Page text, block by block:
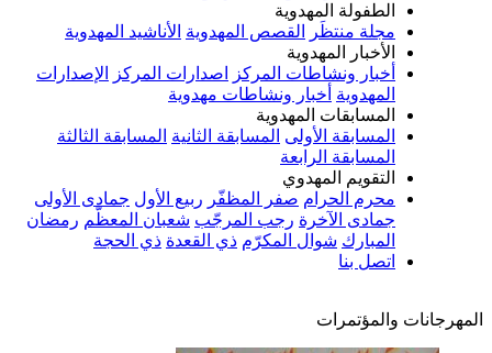
الطفولة المهدوية
مجلة منتظَر
القصص المهدوية الأناشيد المهدوية
الأخبار المهدوية
أخبار ونشاطات المركز
اصدارات المركز
الإصدارات
المهدوية أخبار ونشاطات مهدوية
المسابقات المهدوية
المسابقة الأولى المسابقة الثانية المسابقة الثالثة
المسابقة الرابعة
التقويم المهدوي
محرم الحرام صفر المظفّر ربيع الأول جمادى الأولى
جمادى الآخرة رجب المرجّب شعبان المعظّم رمضان
المبارك شوال المكرّم ذي القعدة ذي الحجة
اتصل بنا
المهرجانات والمؤتمرات